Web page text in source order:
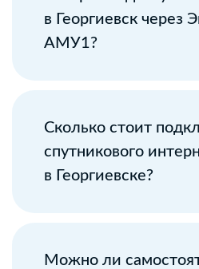
в Георгиевск через
АМУ1?
Сколько стоит
спутникового
в Георгиевске?
Можно ли